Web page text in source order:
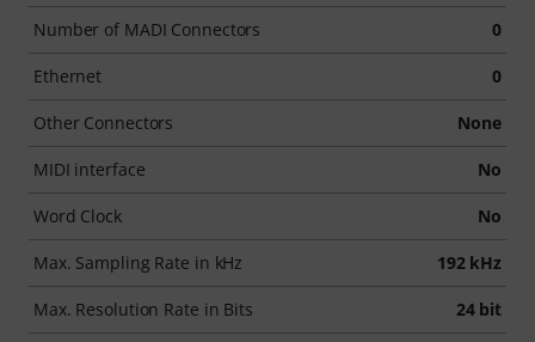
Number of MADI Connectors 0
Ethernet 0
Other Connectors None
MIDI interface No
Word Clock No
Max. Sampling Rate in kHz 192 kHz
Max. Resolution Rate in Bits 24 bit